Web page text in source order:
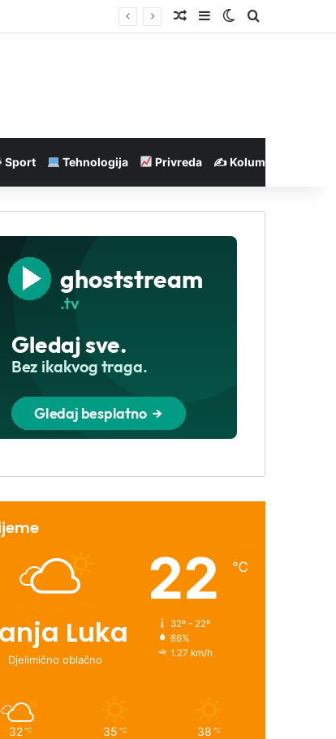
Nasumičan članak
SidebarSwitch skin
Pretraga
Sport Tehnologija Privreda ✍️ Kolumne
Luka
Djelimično oblačno
22 ℃
32º - 22º
86%
1.27 km/h
32 ℃ 35 ℃ 38 ℃